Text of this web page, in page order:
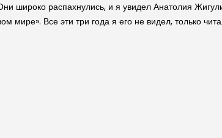
широко распахнулись, и я увидел Анатолия
мире». Все эти три года я его не видел, только